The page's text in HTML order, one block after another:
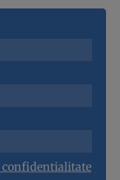
confidentialitate